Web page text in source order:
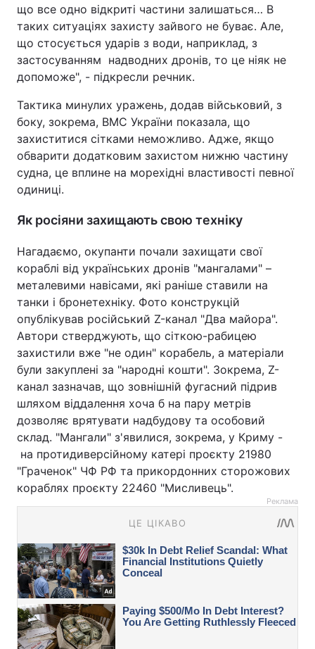
що все одно відкриті частини залишаться… В
таких ситуаціях захисту зайвого не буває. Але,
що стосується ударів з води, наприклад, з
застосуванням надводних дронів, то це ніяк не
допоможе", - підкресли речник.
Тактика минулих уражень, додав військовий, з
боку, зокрема, ВМС України показала, що
захиститися сітками неможливо. Адже, якщо
обварити додатковим захистом нижню частину
судна, це вплине на морехідні властивості певної
одиниці.
Як росіяни захищають свою техніку
Нагадаємо, окупанти почали захищати свої
кораблі від українських дронів "мангалами" –
металевими навісами, які раніше ставили на
танки і бронетехніку. Фото конструкцій
опублікував російський Z-канал "Два майора".
Автори стверджують, що сіткою-рабицею
захистили вже "не один" корабель, а матеріали
були закуплені за "народні кошти". Зокрема, Z-
канал зазначав, що зовнішній фугасний підрив
шляхом віддалення хоча б на пару метрів
дозволяє врятувати надбудову та особовий
склад. "Мангали" з'явилися, зокрема, у Криму -
на протидиверсійному катері проєкту 21980
"Граченок" ЧФ РФ та прикордонних сторожових
кораблях проєкту 22460 "Мисливець".
Реклама